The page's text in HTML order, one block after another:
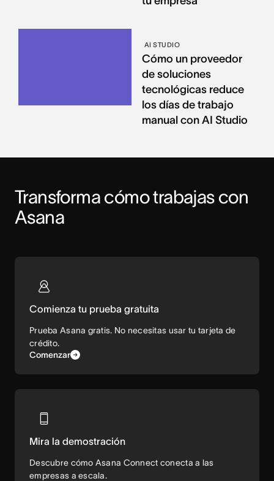
AI STUDIO
Cómo un proveedor
de soluciones
tecnológicas reduce
los días de trabajo
manual con AI Studio
Transforma cómo trabajas con
Asana
Comienza tu prueba gratuita
Prueba Asana gratis. No necesitas usar tu tarjeta de
crédito.
Comenzar
Mira la demostración
Descubre cómo Asana Connect conecta a las
empresas a escala.